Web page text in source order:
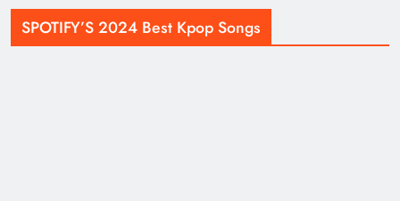
SPOTIFY’S 2024 Best Kpop Songs